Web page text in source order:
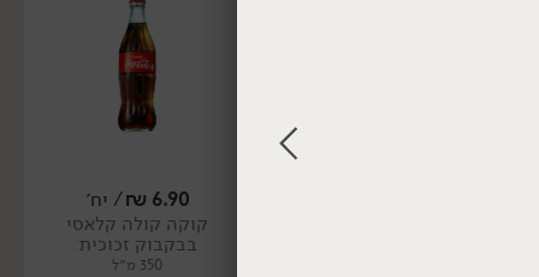
6.90
₪/ יח׳
קוקה קולה קלאסי
בבקבוק זכוכית
350 מ״ל